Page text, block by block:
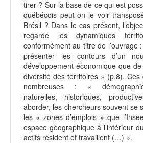
tirer ? Sur la base de ce qui est
québécois peut-on le voir
Brésil ? Dans le cas présent,
regarde les dynamiques
conformément au titre de l’ouvrage
présenter les contours d’un
développement économique que
diversité des territoires » (p.8). Ces
nombreuses : «
naturelles, historiques,
aborder, les chercheurs souvent se
les « zones d’emplois » que
espace géographique à l’intérieur
actifs résident et travaillent (…) ».